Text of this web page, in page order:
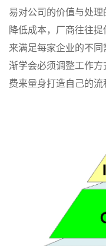
易对公司的价值与处
降低成本，厂商往往提
来满足每家企业的不
渐学会必须调整工作方
费来量身打造自己的流